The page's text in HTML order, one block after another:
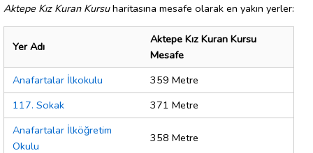
Aktepe Kız Kuran Kursuharitasına mesafe olarak en yakın yerler:
Yer Adı
Aktepe Kız Kuran Kursu
Mesafe
Anafartalar İlkokulu
359 Metre
117. Sokak
371 Metre
Anafartalar İlköğretim
Okulu
358 Metre